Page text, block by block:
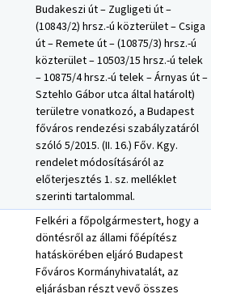
Budakeszi út – Zugligeti út –
(10843/2) hrsz.-ú közterület – Csiga
út – Remete út – (10875/3) hrsz.-ú
közterület – 10503/15 hrsz.-ú telek
– 10875/4 hrsz.-ú telek – Árnyas út –
Sztehlo Gábor utca által határolt)
területre vonatkozó, a Budapest
főváros rendezési szabályzatáról
szóló 5/2015. (II. 16.) Főv. Kgy.
rendelet módosításáról az
előterjesztés 1. sz. melléklet
szerinti tartalommal.
Felkéri a főpolgármestert, hogy a
döntésről az állami főépítész
hatáskörében eljáró Budapest
Főváros Kormányhivatalát, az
eljárásban részt vevő összes